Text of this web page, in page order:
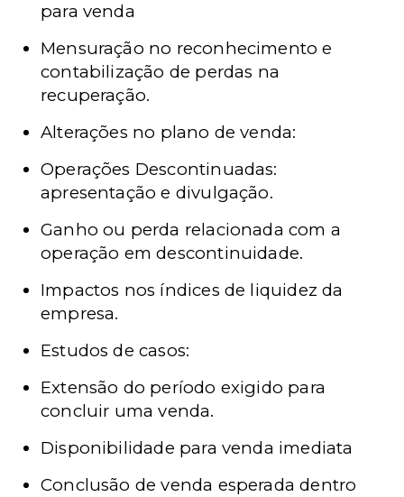
para venda
Mensuração no reconhecimento e
contabilização de perdas na
recuperação.
Alterações no plano de venda:
Operações Descontinuadas:
apresentação e divulgação.
Ganho ou perda relacionada com a
operação em descontinuidade.
Impactos nos índices de liquidez da
empresa.
Estudos de casos:
Extensão do período exigido para
concluir uma venda.
Disponibilidade para venda imediata
Conclusão de venda esperada dentro